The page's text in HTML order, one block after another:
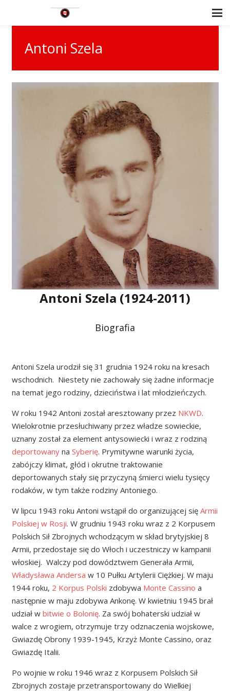
Antoni Szela
Antoni Szela (1924-2011)
Biografia
Antoni Szela urodził się 31 grudnia 1924 roku na kresach
wschodnich. Niestety nie zachowały się żadne informacje
na temat jego rodziny, dzieciństwa i lat młodzieńczych.
W roku 1942 Antoni został aresztowany przez NKWD.
Wielokrotnie przesłuchiwany przez władze sowieckie,
uznany został za element antysowiecki i wraz z rodziną
deportowanyna Syberię. Prymitywne warunki życia,
zabójczy klimat, głód i okrutne traktowanie
deportowanych stały się przyczyną śmierci wielu tysięcy
rodaków, w tym także rodziny Antoniego.
W lipcu 1943 roku Antoni wstąpił do organizującej się Armii
Polskiej w Rosji. W grudniu 1943 roku wraz z 2 Korpusem
Polskich Sił Zbrojnych wchodzącym w skład brytyjskiej 8
Armii, przedostaje się do Włoch i uczestniczy w kampanii
włoskiej. Walczy pod dowództwem Generała Armii,
Władysława Andersa w 10 Pułku Artylerii Ciężkiej. W maju
1944 roku, 2 Korpus Polski zdobywa Monte Cassino a
następnie w maju zdobywa Ankonę. W kwietniu 1945 brał
udział w bitwie o Bolonię. Za swój bohaterski udział w
walce z wrogiem, otrzymuje trzy odznaczenia wojskowe,
Gwiazdę Obrony 1939-1945, Krzyż Monte Cassino, oraz
Gwiazdę Italii.
Po wojnie w roku 1946 wraz z Korpusem Polskich Sił
Zbrojnych zostaje przetransportowany do Wielkiej